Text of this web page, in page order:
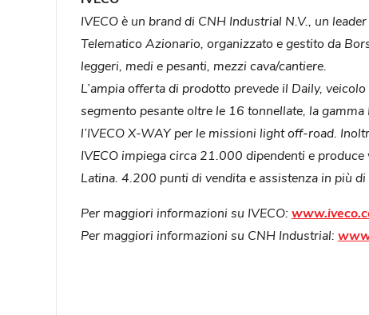
IVECO è un brand di CNH Industrial N.V., un
Telematico Azionario, organizzato e gestito da
leggeri, medi e pesanti, mezzi cava/cantiere.
L’ampiaoffertadi prodotto prevede il Daily,
segmento pesante oltre le 16 tonnellate, la
l’IVECO X-WAY per le missioni light off-road.
IVECO impiega circa 21.000 dipendenti e
Latina. 4.200 punti di vendita e assistenza in più
Per maggiori informazioni su IVECO:
Per maggiori informazioni su CNH Industrial: